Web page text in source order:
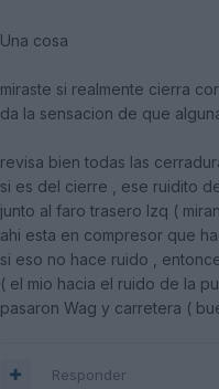
Una cosa
miraste si realmente cierra
da la sensacion de que
revisa bien todas las
si es del cierre , ese ruidito
junto al faro trasero Izq (
ahi esta en compresor que
si eso no hace ruido ,
( el mio hacia el ruido de la
pasaron Wag y carretera (
Responder